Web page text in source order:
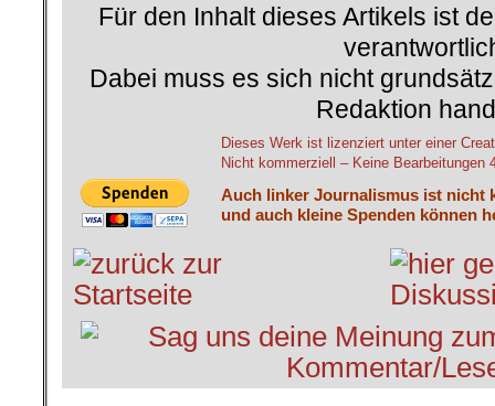
Für den Inhalt dieses Artikels ist
Dabei muss es sich nicht
Redaktion
Dieses Werk ist lizenziert unter einer
Nicht kommerziell – Keine Bearbeitungen
Auch linker Journalismus ist nicht
und auch kleine Spenden können